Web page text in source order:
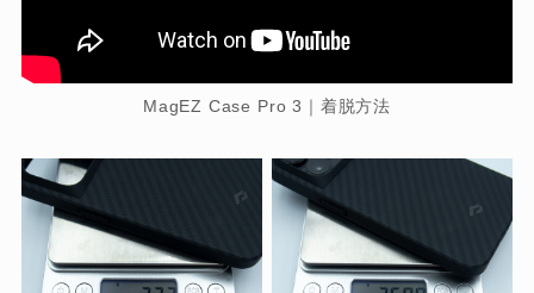
MagEZ Case Pro 3｜着脱方法